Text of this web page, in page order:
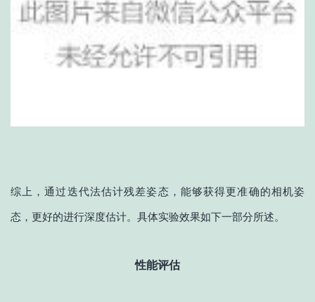
综上，通过迭代法估计残差姿态，能够获得更准确的相机姿
态，更好的进行深度估计。具体实验效果如下一部分所述。
性能评估